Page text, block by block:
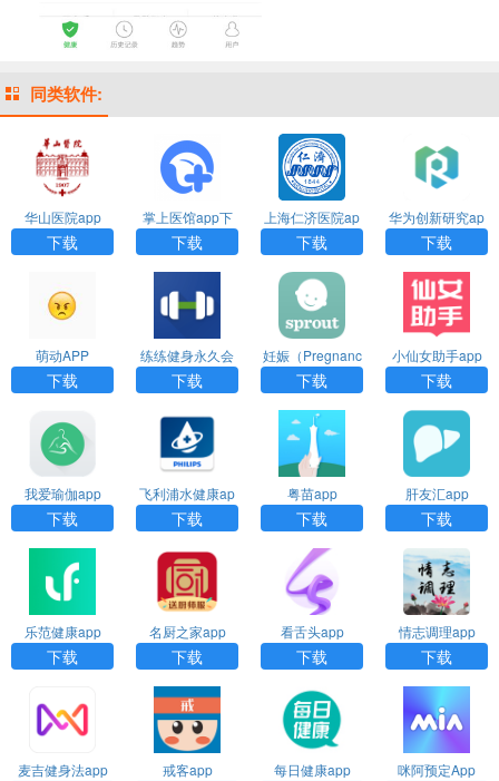
同类软件:
华山医院app
下载
掌上医馆app下
载最新版本
下载
上海仁济医院ap
p
下载
华为创新研究ap
p下载官网版
下载
萌动APP
下载
练练健身永久会
员版本
下载
妊娠（Pregnanc
y）app
下载
小仙女助手app
下载
我爱瑜伽app
下载
飞利浦水健康ap
p
下载
粤苗app
下载
肝友汇app
下载
乐范健康app
下载
名厨之家app
下载
看舌头app
下载
情志调理app
下载
麦吉健身法app 戒客app 每日健康app 咪阿预定App